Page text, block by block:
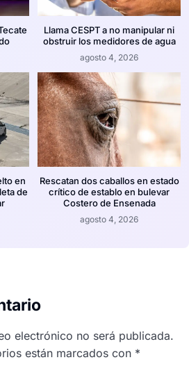
Llama CESPT a no manipular ni
obstruir los medidores de agua
agosto 4, 2026
en
de
Rescatan dos caballos en estado
crítico de establo en bulevar
Costero de Ensenada
agosto 4, 2026
electrónico no será publicada.
están marcados con *